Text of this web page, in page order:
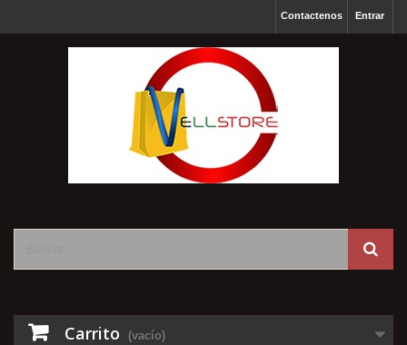
Entrar
Contactenos
Carrito (vacío)